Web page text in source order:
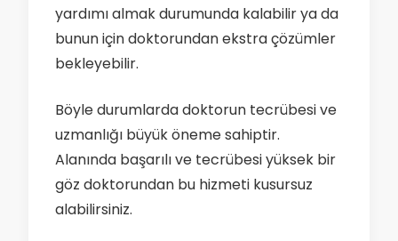
yardımı almak durumunda kalabilir ya da
bunun için doktorundan ekstra çözümler
bekleyebilir.
Böyle durumlarda doktorun tecrübesi ve
uzmanlığı büyük öneme sahiptir.
Alanında başarılı ve tecrübesi yüksek bir
göz doktorundan bu hizmeti kusursuz
alabilirsiniz.